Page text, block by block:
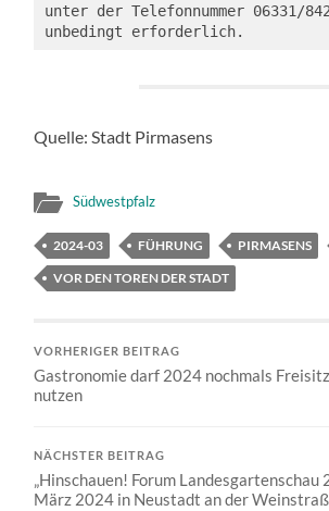
unter der Telefonnummer 06331/
unbedingt erforderlich.
Quelle: Stadt Pirmasens
Südwestpfalz
2024-03 FÜHRUNG PIRMASENS
VOR DEN TOREN DER STADT
VORHERIGER BEITRAG
Gastronomie darf 2024 nochmals
nutzen
NÄCHSTER BEITRAG
„Hinschauen! Forum Landesgartenschau
März 2024 in Neustadt an der